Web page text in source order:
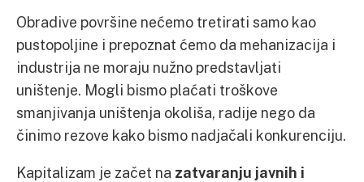
Obradive površine nećemo tretirati samo kao
pustopoljine i prepoznat ćemo da mehanizacija i
industrija ne moraju nužno predstavljati
uništenje. Mogli bismo plaćati troškove
smanjivanja uništenja okoliša, radije nego da
činimo rezove kako bismo nadjačali konkurenciju.
Kapitalizam je začet na zatvaranju javnih i